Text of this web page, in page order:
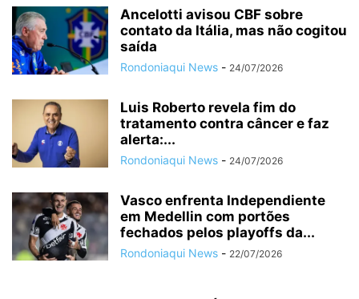
Ancelotti avisou CBF sobre
contato da Itália, mas não cogitou
saída
Rondoniaqui News - 24/07/2026
Luis Roberto revela fim do
tratamento contra câncer e faz
alerta:...
Rondoniaqui News - 24/07/2026
Vasco enfrenta Independiente
em Medellin com portões
fechados pelos playoffs da...
Rondoniaqui News - 22/07/2026